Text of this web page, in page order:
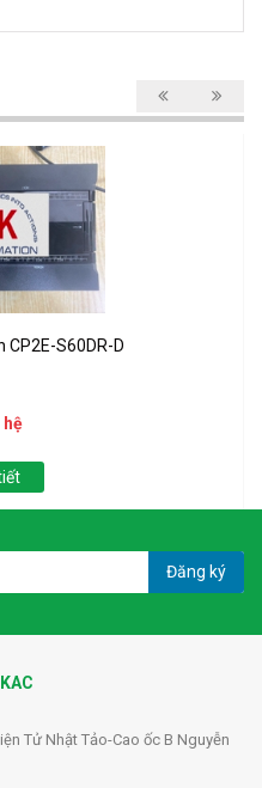
CP2E-S60DR-D
hệ
Đăng ký
Tử Nhật Tảo-Cao ốc B Nguyễn